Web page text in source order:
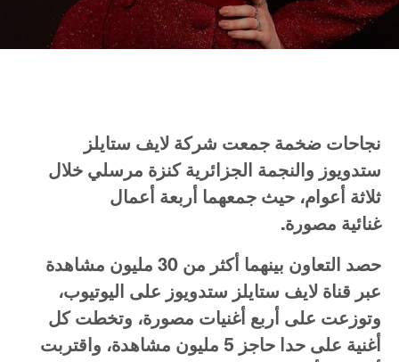
نجاحات ضخمة جمعت شركة لايف ستايلز
ستدويوز والنجمة الجزائرية كنزة مرسلي خلال
ثلاثة أعوام، حيث جمعهما أربعة أعمال
غنائية مصورة.
حصد التعاون بينهما أكثر من مليون مشاهدة
عبر قناة لايف ستايلز ستدويوز على اليوتيوب،
وتوزعت على أربع أغنيات مصورة، وتخطتكل
أغنية على حدا حاجز مليون مشاهدة، واقتربت